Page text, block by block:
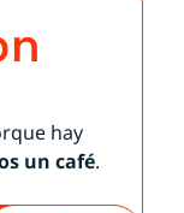
hay
un café.